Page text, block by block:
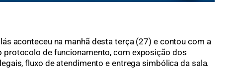
aconteceu na manhã desta terça (27) e contou com a
protocolo de funcionamento, com exposição dos
fluxo de atendimento e entrega simbólica da sala.